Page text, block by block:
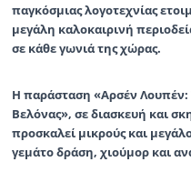
παγκόσμιας λογοτεχνίας
μεγάλη καλοκαιρινή
σε κάθε γωνιά της χώρας.
Η παράσταση «Αρσέν Λουπέν:
Βελόνας», σε διασκευή και
προσκαλεί μικρούς και
γεμάτο δράση, χιούμορ και